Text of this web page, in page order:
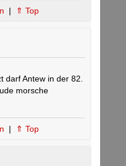
| ⇑ Top
darf Antew in der 82.
morsche
| ⇑ Top